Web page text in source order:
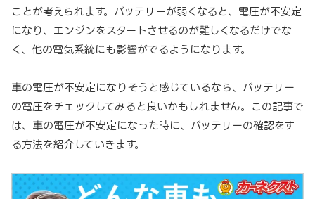
ことが考えられます。バッテリーが弱くなると、電圧が不安定
になり、エンジンをスタートさせるのが難しくなるだけでな
く、他の電気系統にも影響がでるようになります。
車の電圧が不安定になりそうと感じているなら、バッテリー
の電圧をチェックしてみると良いかもしれません。この記事で
は、車の電圧が不安定になった時に、バッテリーの確認をす
る方法を紹介していきます。